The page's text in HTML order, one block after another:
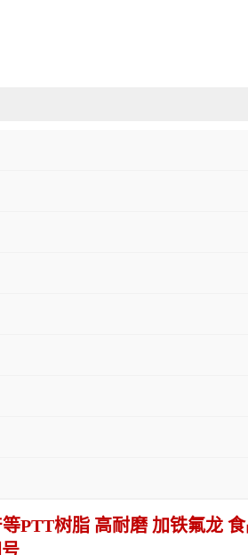
PTT树脂 高耐磨 加铁氟龙